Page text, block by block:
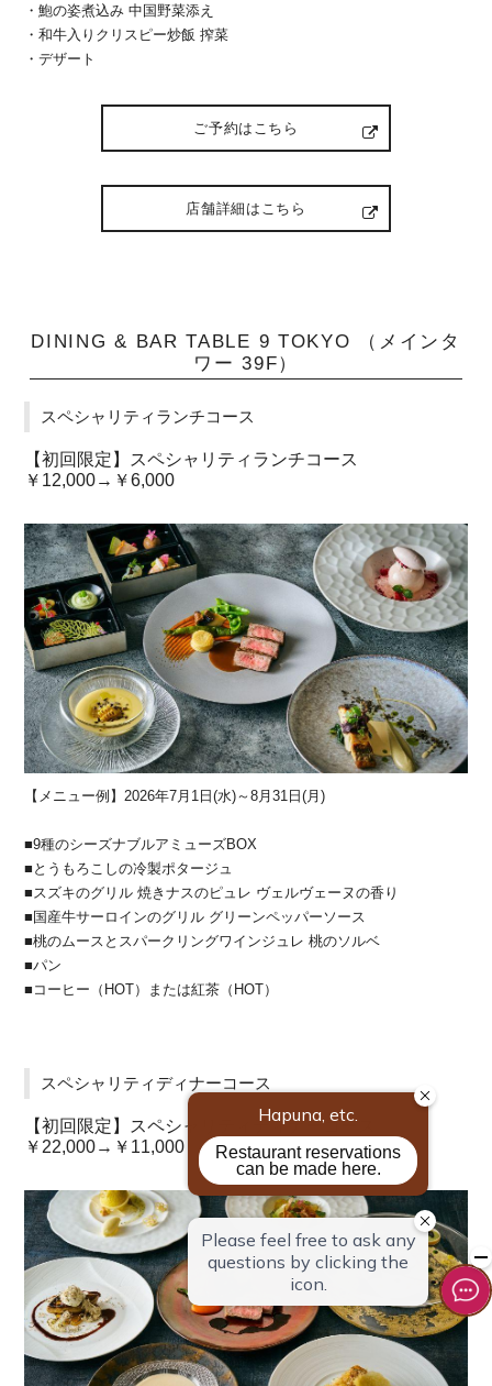
・鮑の姿煮込み 中国野菜添え
・和牛入りクリスピー炒飯 搾菜
・デザート
ご予約はこちら
店舗詳細はこちら
DINING & BAR TABLE 9 TOKYO （メインタ
ワー 39F）
スペシャリティランチコース
【初回限定】スペシャリティランチコース
￥12,000→￥6,000
【メニュー例】2026年7月1日(水)～8月31日(月)
■9種のシーズナブルアミューズBOX
■とうもろこしの冷製ポタージュ
■スズキのグリル 焼きナスのピュレ ヴェルヴェーヌの香り
■国産牛サーロインのグリル グリーンペッパーソース
■桃のムースとスパークリングワインジュレ 桃のソルベ
■パン
■コーヒー（HOT）または紅茶（HOT）
スペシャリティディナーコース
【初回限定】スペシャリティディナーコース
￥22,000→￥11,000